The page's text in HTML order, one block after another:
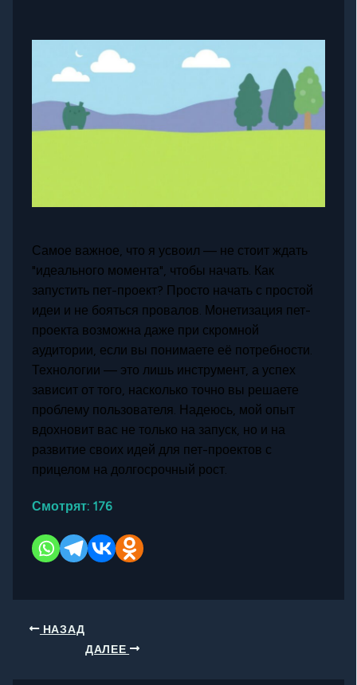
Самое важное, что я усвоил — не стоит ждать
"идеального момента", чтобы начать. Как
запустить пет-проект? Просто начать с простой
идеи и не бояться провалов. Монетизация пет-
проекта возможна даже при скромной
аудитории, если вы понимаете её потребности.
Технологии — это лишь инструмент, а успех
зависит от того, насколько точно вы решаете
проблему пользователя. Надеюсь, мой опыт
вдохновит вас не только на запуск, но и на
развитие своих идей для пет-проектов с
прицелом на долгосрочный рост.
Смотрят: 176
НАЗАД
ДАЛЕЕ